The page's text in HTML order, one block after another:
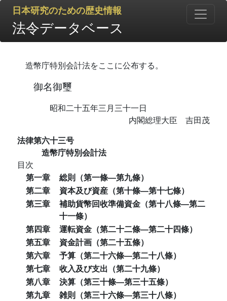
日本研究のための歴史情報
法令データベース
造幣庁特別会計法をここに公布する。
御名御璽
昭和二十五年三月三十一日
内閣総理大臣 吉田茂
法律第六十三号
造幣庁特別会計法
目次
第一章
総則（第一條―第九條）
第二章
資本及び資産（第十條―第十七條）
第三章
補助貨幣回收準備資金（第十八條―第二
十一條）
第四章
運転資金（第二十二條―第二十四條）
第五章
資金計画（第二十五條）
第六章
予算（第二十六條―第二十八條）
第七章
收入及び支出（第二十九條）
第八章
決算（第三十條―第三十五條）
第九章
雑則（第三十六條―第三十八條）